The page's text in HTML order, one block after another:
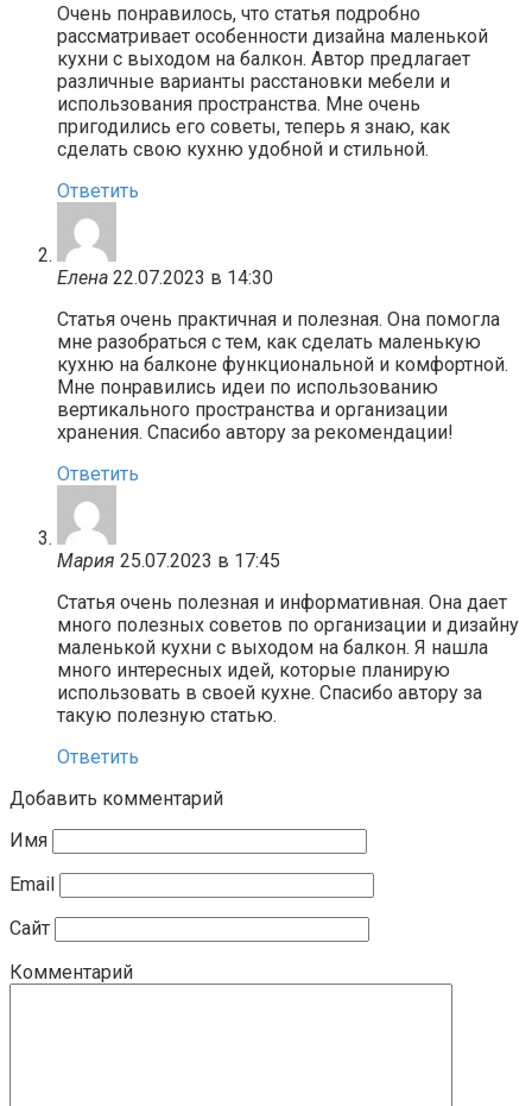
Очень понравилось, что статья подробно
рассматривает особенности дизайна маленькой
кухни с выходом на балкон. Автор предлагает
различные варианты расстановки мебели и
использования пространства. Мне очень
пригодились его советы, теперь я знаю, как
сделать свою кухню удобной и стильной.
Ответить
Елена 22.07.2023 в 14:30
Статья очень практичная и полезная. Она помогла
мне разобраться с тем, как сделать маленькую
кухню на балконе функциональной и комфортной.
Мне понравились идеи по использованию
вертикального пространства и организации
хранения. Спасибо автору за рекомендации!
Ответить
Мария 25.07.2023 в 17:45
Статья очень полезная и информативная. Она дает
много полезных советов по организации и дизайну
маленькой кухни с выходом на балкон. Я нашла
много интересных идей, которые планирую
использовать в своей кухне. Спасибо автору за
такую полезную статью.
Ответить
Добавить комментарий
Имя
Email
Сайт
Комментарий